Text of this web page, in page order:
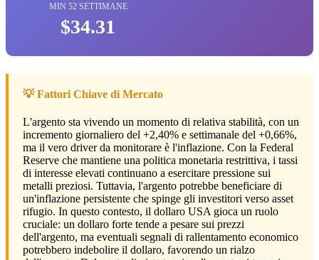
MIN 52 SETTIMANE
$34.31
💡 Fattori Chiave di Mercato
L'argento sta vivendo un momento di relativa stabilità, con un
incremento giornaliero del +2,40% e settimanale del +0,66%,
ma il vero driver da monitorare è l'inflazione. Con la Federal
Reserve che mantiene una politica monetaria restrittiva, i tassi
di interesse elevati continuano a esercitare pressione sui
metalli preziosi. Tuttavia, l'argento potrebbe beneficiare di
un'inflazione persistente che spinge gli investitori verso asset
rifugio. In questo contesto, il dollaro USA gioca un ruolo
cruciale: un dollaro forte tende a pesare sui prezzi
dell'argento, ma eventuali segnali di rallentamento economico
potrebbero indebolire il dollaro, favorendo un rialzo